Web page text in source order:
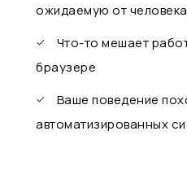
ожидаемую от человека
Что-то мешает
браузере
Ваше поведение
автоматизированных